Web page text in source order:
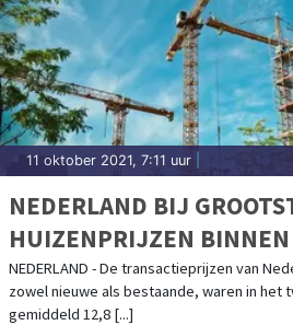
11 oktober 2021, 7:11 uur
NEDERLAND BIJ
HUIZENPRIJZEN
NEDERLAND - De transactieprijzen van
zowel nieuwe als bestaande, waren in het
gemiddeld 12,8 [...]